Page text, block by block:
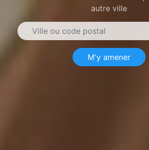
autre ville
M'y amener